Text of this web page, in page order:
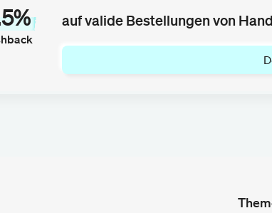
auf valide Bestellungen von